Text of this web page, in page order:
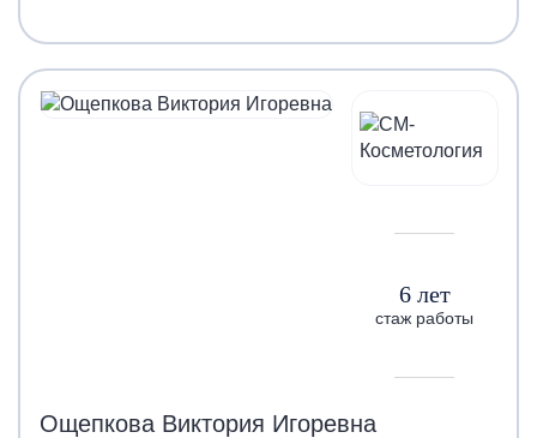
6 лет
стаж работы
Ощепкова Виктория Игоревна